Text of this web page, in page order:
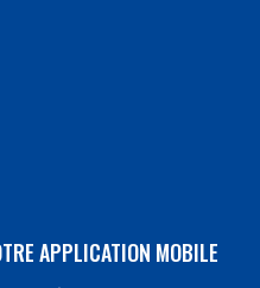
APPLICATION MOBILE